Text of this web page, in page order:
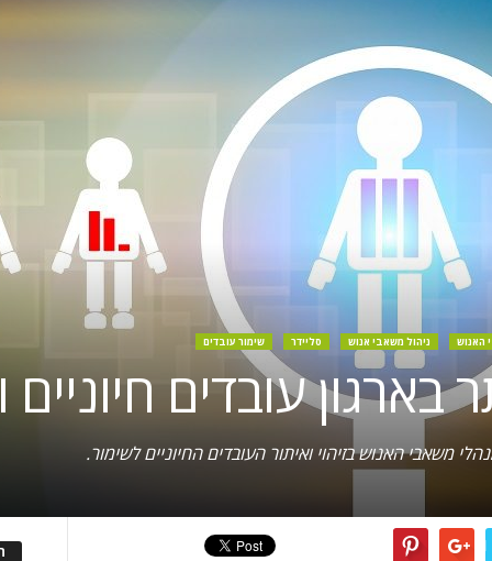
האנוש ניהול משאבי אנוש סליידר שימור עובדים
בארגון עובדים